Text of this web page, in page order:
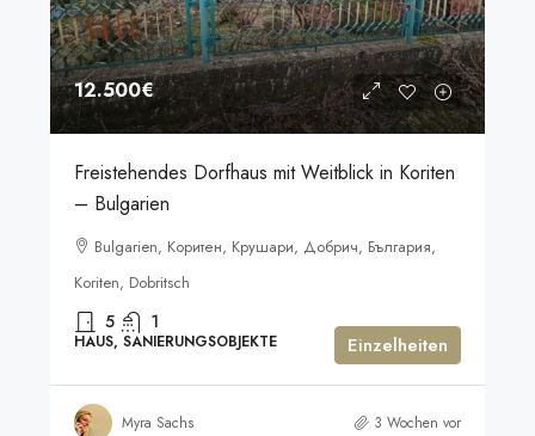
12.500€
Freistehendes Dorfhaus mit Weitblick in Koriten
– Bulgarien
Bulgarien, Коритен, Крушари, Добрич, България,
Koriten, Dobritsch
5 1
HAUS, SANIERUNGSOBJEKTE Einzelheiten
Myra Sachs 3 Wochen vor